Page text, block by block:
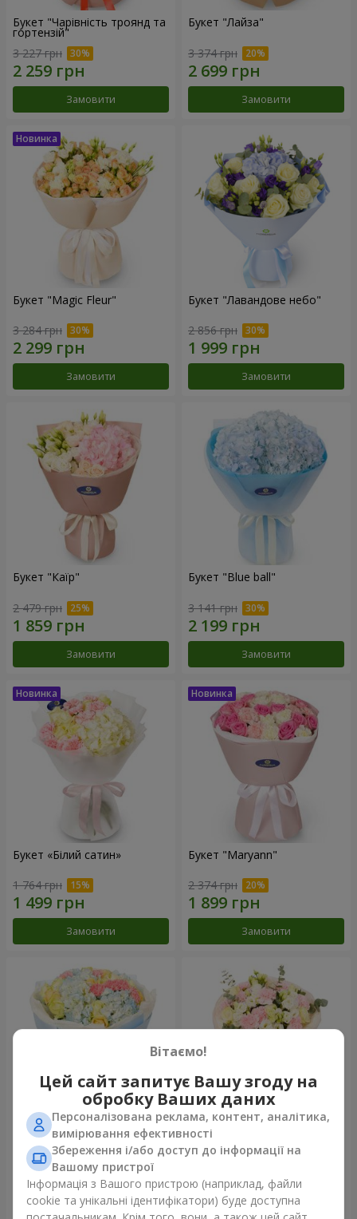
Букет "Чарівність троянд та
гортензій"
3 227 грн
Замовити
Букет "Лайза"
3 374 грн
Замовити
Букет "Magic Fleur"
3 284 грн
Замовити
Букет "Лавандове небо"
2 856 грн
Замовити
Букет "Каїр"
2 479 грн
Замовити
Букет "Blue ball"
3 141 грн
Замовити
Букет «Білий сатин»
1 764 грн
Замовити
Букет "Maryann"
2 374 грн
Замовити
Букет "Небесна блакить"
4 860 грн
Замовити
Букет "Secret"
Замовити
Вітаємо!
Цей сайт запитує Вашу згоду на
обробку Ваших даних
Персоналізована реклама, контент, аналітика,
вимірювання ефективності
Збереження і/або доступ до інформації на
Вашому пристрої
Інформація з Вашого пристрою (наприклад, файли
cookie та унікальні ідентифікатори) буде доступна